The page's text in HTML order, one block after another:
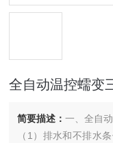
全自动温控蠕变
简要描述：一、全自
（1）排水和不排水